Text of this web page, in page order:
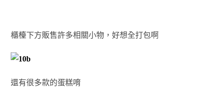
櫃檯下方販售許多相關小物，好想全打包啊
還有很多款的蛋糕唷